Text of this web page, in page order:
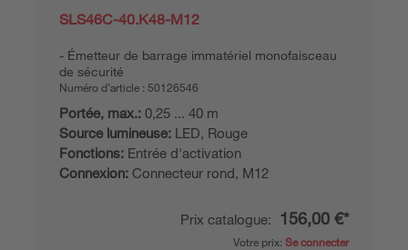
SLS46C-40.K48-M12
Émetteur de barrage immatériel monofaisceau
de sécurité
Numéro d’article : 50126546
Portée, max.: 0,25 ... 40 m
Source lumineuse: LED, Rouge
Fonctions: Entrée d'activation
Connexion: Connecteur rond, M12
Prix catalogue: 156,00 €*
Votre prix: Se connecter